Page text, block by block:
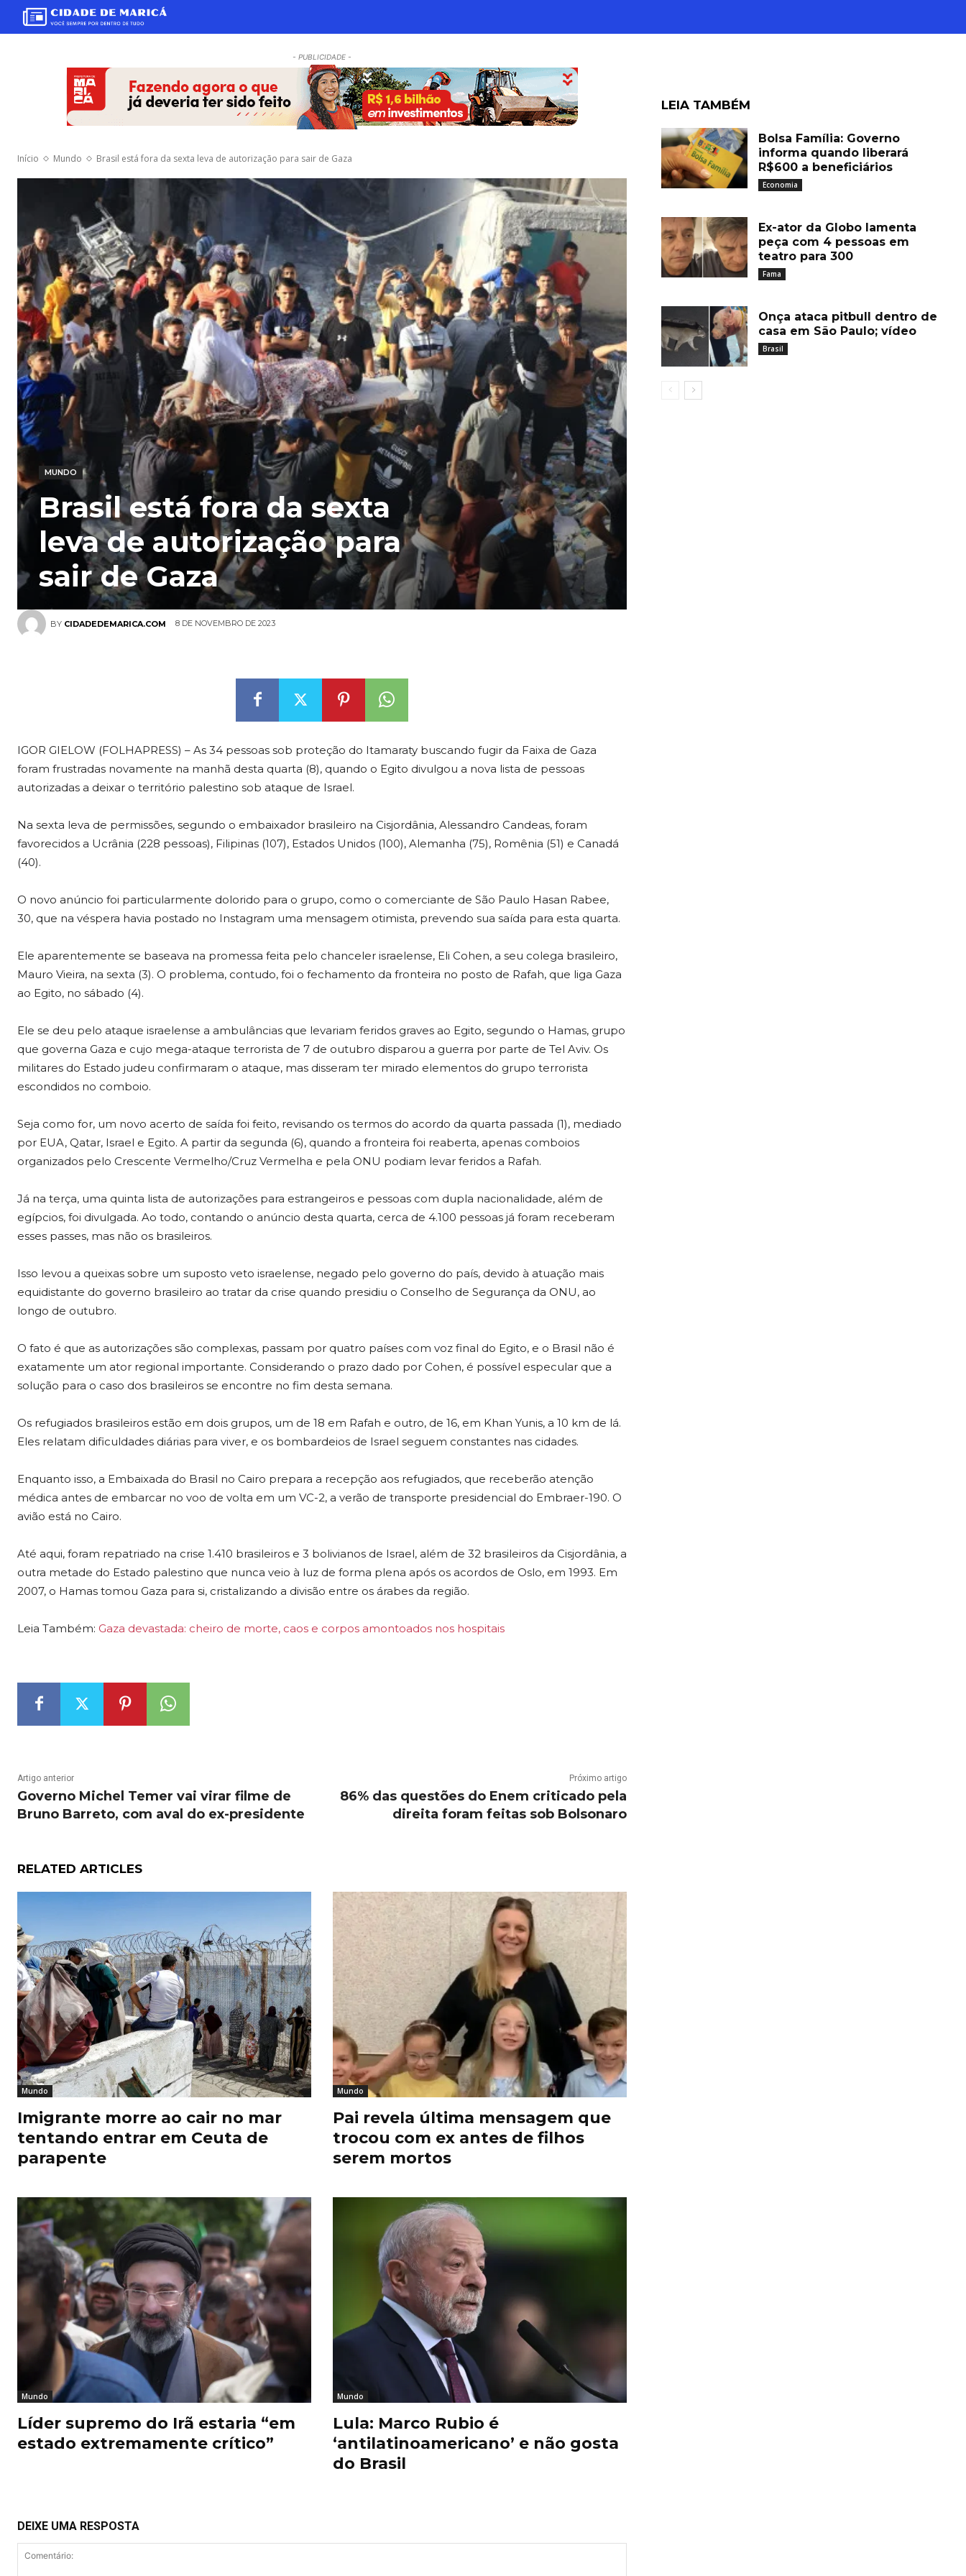
- PUBLICIDADE -
Início Mundo Brasil está fora da sexta leva de autorização para sair de Gaza
BY CIDADEDEMARICA.COM 8 DE NOVEMBRO DE 2023
MUNDO
Brasil está fora da sexta
leva de autorização para
sair de Gaza
LEIA TAMBÉM
Bolsa Família: Governo
informa quando liberará
R$600 a beneficiários
Economia
Ex-ator da Globo lamenta
peça com 4 pessoas em
teatro para 300
Fama
Onça ataca pitbull dentro de
casa em São Paulo; vídeo
Brasil
IGOR GIELOW (FOLHAPRESS) – As 34 pessoas sob proteção do Itamaraty buscando fugir da Faixa de Gaza
foram frustradas novamente na manhã desta quarta (8), quando o Egito divulgou a nova lista de pessoas
autorizadas a deixar o território palestino sob ataque de Israel.
Na sexta leva de permissões, segundo o embaixador brasileiro na Cisjordânia, Alessandro Candeas, foram
favorecidos a Ucrânia (228 pessoas), Filipinas (107), Estados Unidos (100), Alemanha (75), Romênia (51) e Canadá
(40).
O novo anúncio foi particularmente dolorido para o grupo, como o comerciante de São Paulo Hasan Rabee,
30, que na véspera havia postado no Instagram uma mensagem otimista, prevendo sua saída para esta quarta.
Ele aparentemente se baseava na promessa feita pelo chanceler israelense, Eli Cohen, a seu colega brasileiro,
Mauro Vieira, na sexta (3). O problema, contudo, foi o fechamento da fronteira no posto de Rafah, que liga Gaza
ao Egito, no sábado (4).
Ele se deu pelo ataque israelense a ambulâncias que levariam feridos graves ao Egito, segundo o Hamas, grupo
que governa Gaza e cujo mega-ataque terrorista de 7 de outubro disparou a guerra por parte de Tel Aviv. Os
militares do Estado judeu confirmaram o ataque, mas disseram ter mirado elementos do grupo terrorista
escondidos no comboio.
Seja como for, um novo acerto de saída foi feito, revisando os termos do acordo da quarta passada (1), mediado
por EUA, Qatar, Israel e Egito. A partir da segunda (6), quando a fronteira foi reaberta, apenas comboios
organizados pelo Crescente Vermelho/Cruz Vermelha e pela ONU podiam levar feridos a Rafah.
Já na terça, uma quinta lista de autorizações para estrangeiros e pessoas com dupla nacionalidade, além de
egípcios, foi divulgada. Ao todo, contando o anúncio desta quarta, cerca de 4.100 pessoas já foram receberam
esses passes, mas não os brasileiros.
Isso levou a queixas sobre um suposto veto israelense, negado pelo governo do país, devido à atuação mais
equidistante do governo brasileiro ao tratar da crise quando presidiu o Conselho de Segurança da ONU, ao
longo de outubro.
O fato é que as autorizações são complexas, passam por quatro países com voz final do Egito, e o Brasil não é
exatamente um ator regional importante. Considerando o prazo dado por Cohen, é possível especular que a
solução para o caso dos brasileiros se encontre no fim desta semana.
Os refugiados brasileiros estão em dois grupos, um de 18 em Rafah e outro, de 16, em Khan Yunis, a 10 km de lá.
Eles relatam dificuldades diárias para viver, e os bombardeios de Israel seguem constantes nas cidades.
Enquanto isso, a Embaixada do Brasil no Cairo prepara a recepção aos refugiados, que receberão atenção
médica antes de embarcar no voo de volta em um VC-2, a verão de transporte presidencial do Embraer-190. O
avião está no Cairo.
Até aqui, foram repatriado na crise 1.410 brasileiros e 3 bolivianos de Israel, além de 32 brasileiros da Cisjordânia, a
outra metade do Estado palestino que nunca veio à luz de forma plena após os acordos de Oslo, em 1993. Em
2007, o Hamas tomou Gaza para si, cristalizando a divisão entre os árabes da região.
Leia Também: Gaza devastada: cheiro de morte, caos e corpos amontoados nos hospitais
Artigo anterior
Governo Michel Temer vai virar filme de
Bruno Barreto, com aval do ex-presidente
Próximo artigo
86% das questões do Enem criticado pela
direita foram feitas sob Bolsonaro
RELATED ARTICLES
Mundo
Imigrante morre ao cair no mar
tentando entrar em Ceuta de
parapente
Mundo
Pai revela última mensagem que
trocou com ex antes de filhos
serem mortos
Mundo
Líder supremo do Irã estaria “em
estado extremamente crítico”
Mundo
Lula: Marco Rubio é
‘antilatinoamericano’ e não gosta
do Brasil
DEIXE UMA RESPOSTA